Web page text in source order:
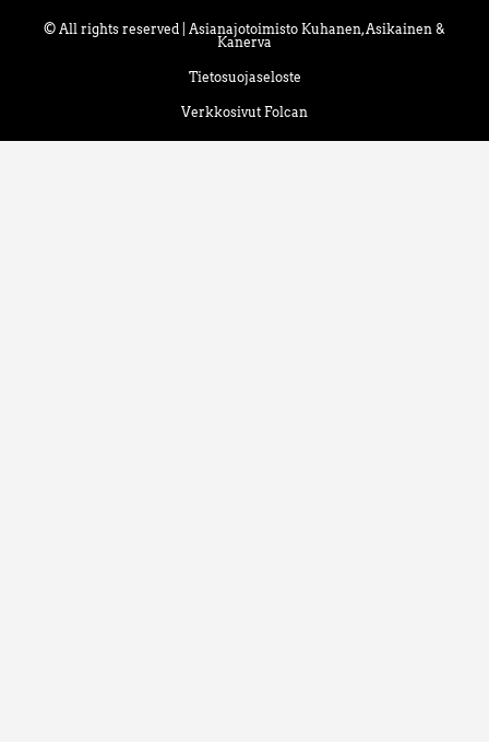
© All rights reserved | Asianajotoimisto Kuhanen, Asikainen &
Kanerva
Tietosuojaseloste
Verkkosivut Folcan